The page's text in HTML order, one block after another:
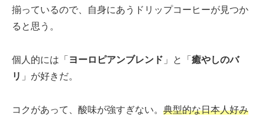
揃っているので、自身にあうドリップコーヒーが見つか
ると思う。
個人的には「 ヨーロピアンブレンド 」と「 癒やしのバ
リ 」が好きだ。
コクがあって、酸味が強すぎない。 典型的な日本人好み